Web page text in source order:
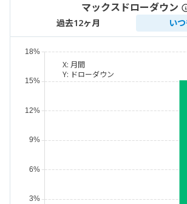
マックスドローダウン
過去12ヶ月 い
X: 月間
Y: ドローダウン